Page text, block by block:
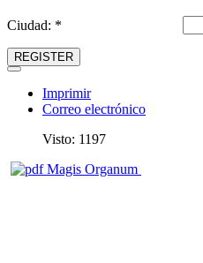
Ciudad: *
REGISTER
Imprimir
Correo electrónico
Visto: 1197
Magis Organum